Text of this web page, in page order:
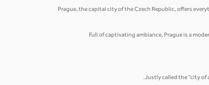
Prague, the capital city of the Czech Republic, offers
Full of captivating ambiance, Prague is a
Justly called the “city of